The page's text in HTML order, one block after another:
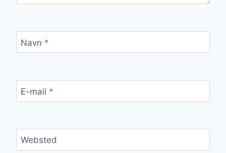
Navn *
E-mail *
Websted